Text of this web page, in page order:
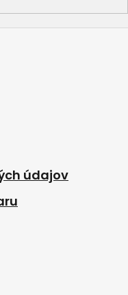
údajov